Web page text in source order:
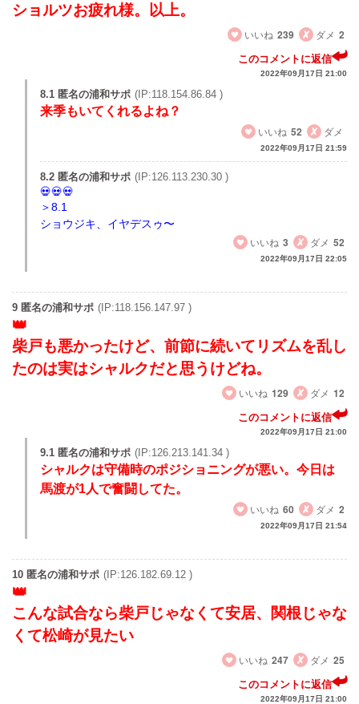
ショルツお疲れ様。以上。
いいね 239 ダメ 2
このコメントに返信
2022年09月17日 21:00
8.1 匿名の浦和サポ (IP:118.154.86.84 )
来季もいてくれるよね？
いいね 52 ダメ
2022年09月17日 21:59
8.2 匿名の浦和サポ (IP:126.113.230.30 )
＞8.1
ショウジキ、イヤデスゥ〜
いいね 3 ダメ 52
2022年09月17日 22:05
9 匿名の浦和サポ (IP:118.156.147.97 )
柴戸も悪かったけど、前節に続いてリズムを乱し
たのは実はシャルクだと思うけどね。
いいね 129 ダメ 12
このコメントに返信
2022年09月17日 21:00
9.1 匿名の浦和サポ (IP:126.213.141.34 )
シャルクは守備時のポジショニングが悪い。今日は
馬渡が1人で奮闘してた。
いいね 60 ダメ 2
2022年09月17日 21:54
10 匿名の浦和サポ (IP:126.182.69.12 )
こんな試合なら柴戸じゃなくて安居、関根じゃな
くて松崎が見たい
いいね 247 ダメ 25
このコメントに返信
2022年09月17日 21:00